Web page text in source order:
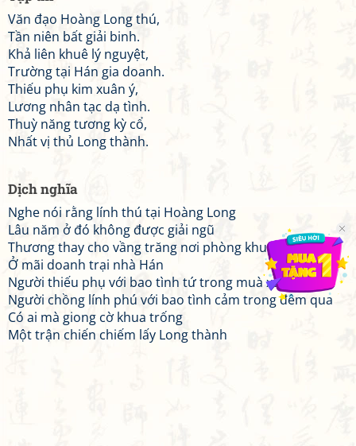
Văn đạo Hoàng Long thú,
Tần niên bất giải binh.
Khả liên khuê lý nguyệt,
Trường tại Hán gia doanh.
Thiếu phụ kim xuân ý,
Lương nhân tạc dạ tình.
Thuỳ năng tương kỳ cổ,
Nhất vị thủ Long thành.
Dịch nghĩa
Nghe nói rằng lính thú tại Hoàng Long
Lâu năm ở đó không được giải ngũ
Thương thay cho vầng trăng nơi phòng khuê
Ở mãi doanh trại nhà Hán
Người thiếu phụ với bao tình tứ trong muà xuân này
Người chồng lính phú với bao tình cảm trong đêm qua
Có ai mà giong cờ khua trống
Một trận chiến chiếm lấy Long thành